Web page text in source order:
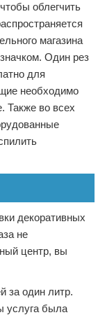
облегчить
магазина
Один рез
для
необходимо
Также во всех
декоративных
не
центр, вы
за один литр.
услуга была